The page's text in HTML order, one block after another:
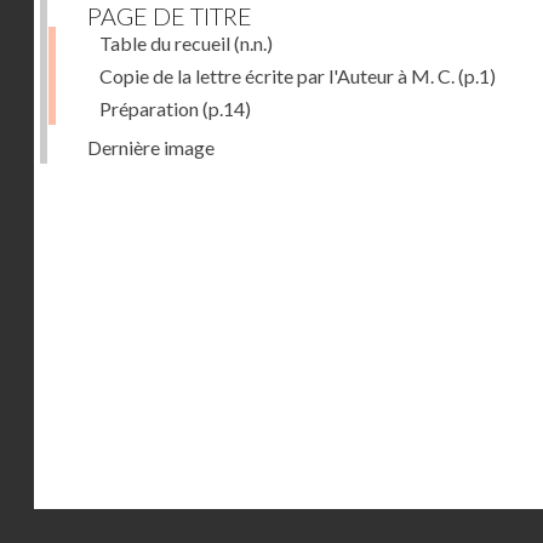
PAGE DE TITRE
Table du recueil(n.n.)
Copie de la lettre écrite par l'Auteur à M. C. (p.1)
Préparation(p.14)
Dernière image